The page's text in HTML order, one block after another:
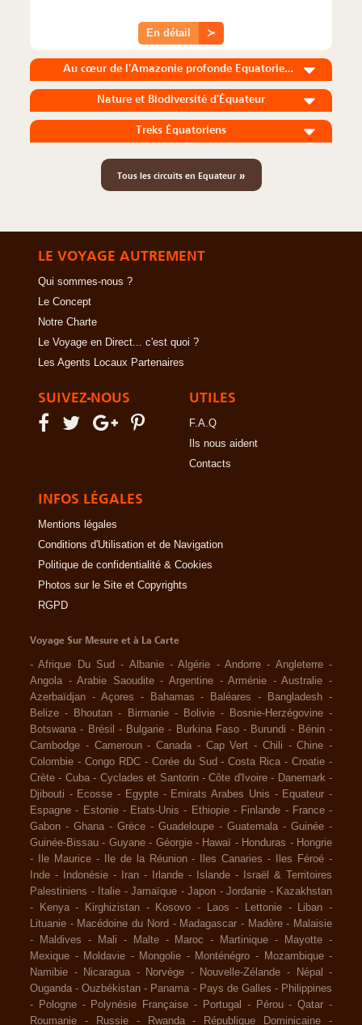
En détail ≻
Au cœur de l'Amazonie profonde Equatorienne
Nature et Biodiversité d'Équateur
Treks Équatoriens
Tous les circuits en Equateur»
LE VOYAGE AUTREMENT
Qui sommes-nous ?
Le Concept
Notre Charte
Le Voyage en Direct... c'est quoi ?
Les Agents Locaux Partenaires
SUIVEZ-NOUS UTILES
F.A.Q
Ils nous aident
Contacts
INFOS LÉGALES
Mentions légales
Conditions d'Utilisation et de Navigation
Politique de confidentialité & Cookies
Photos sur le Site et Copyrights
RGPD
Voyage Sur Mesure et à La Carte
-Afrique Du Sud - Albanie -Algérie -Andorre - Angleterre -
Angola -Arabie Saoudite -Argentine -Arménie -Australie -
Azerbaïdjan - Açores - Bahamas - Baléares - Bangladesh -
Belize - Bhoutan - Birmanie - Bolivie - Bosnie-Herzégovine -
Botswana - Brésil - Bulgarie - Burkina Faso - Burundi - Bénin -
Cambodge - Cameroun - Canada - Cap Vert - Chili -Chine -
Colombie - Congo RDC - Corée du Sud -Costa Rica -Croatie -
Crète - Cuba - Cyclades et Santorin -Côte d'Ivoire - Danemark -
Djibouti - Ecosse - Egypte - Emirats Arabes Unis - Equateur -
Espagne - Estonie - Etats-Unis - Ethiopie - Finlande - France -
Gabon - Ghana - Grèce - Guadeloupe - Guatemala - Guinée -
Guinée-Bissau - Guyane - Géorgie - Hawaï - Honduras - Hongrie
-
Ile Maurice - Ile de la Réunion - Iles Canaries - Iles Féroé -
Inde - Indonésie - Iran - Irlande - Islande -
Israël & Territoires
Palestiniens - Italie - Jamaïque - Japon - Jordanie - Kazakhstan
-
Kenya - Kirghizistan - Kosovo - Laos - Lettonie - Liban -
Lituanie - Macédoine du Nord - Madagascar - Madère - Malaisie
-
Maldives - Mali - Malte - Maroc - Martinique - Mayotte -
Mexique - Moldavie - Mongolie - Monténégro - Mozambique -
Namibie - Nicaragua - Norvège - Nouvelle-Zélande - Népal
-
Ouganda -Ouzbékistan - Panama - Pays de Galles - Philippines
-
Pologne - Polynésie Française - Portugal - Pérou -Qatar -
Roumanie
- Russie - Rwanda - République Dominicaine -